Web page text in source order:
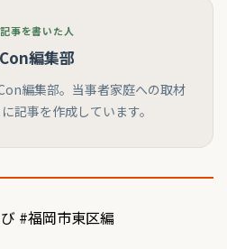
事を書いた人
編集部
編集部。当事者家庭への取材
記事を作成しています。
#福岡市東区編